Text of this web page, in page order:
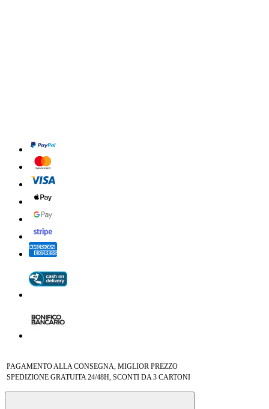
PAGAMENTO ALLA CONSEGNA, MIGLIOR PREZZO
SPEDIZIONE GRATUITA 24/48H, SCONTI DA 3 CARTONI